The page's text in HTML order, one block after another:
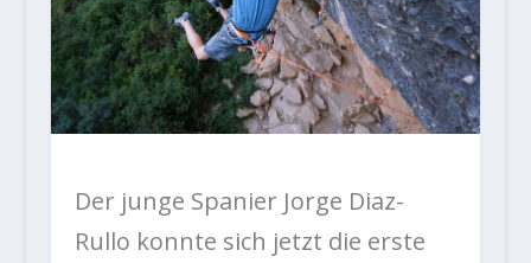
Der junge Spanier Jorge Diaz-
Rullo konnte sich jetzt die erste